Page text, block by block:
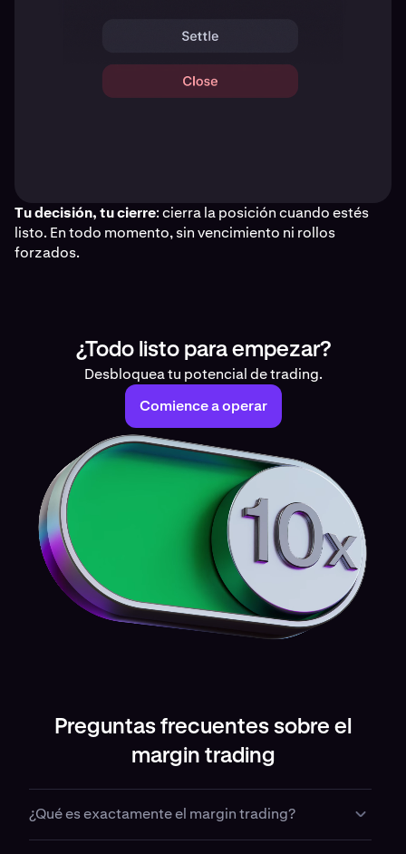
Tu decisión, tu cierre: cierra la posición cuando estés
listo. En todo momento, sin vencimiento ni rollos
forzados.
¿Todo listo para empezar?
Desbloquea tu potencial de trading.
Comience a operar
Preguntas frecuentes sobre el
margin trading
¿Qué es exactamente el margin trading?